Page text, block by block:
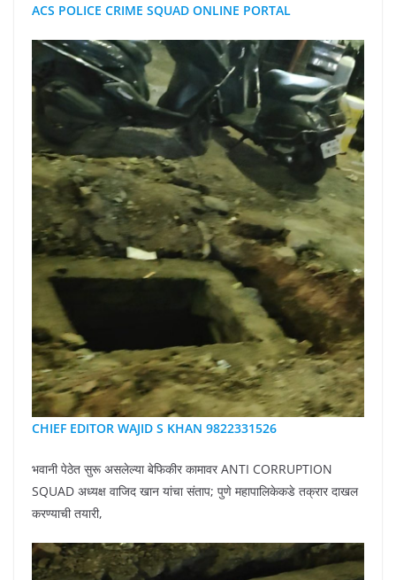
ACS POLICE CRIME SQUAD ONLINE PORTAL
CHIEF EDITOR WAJID S KHAN 9822331526
भवानी पेठेत सुरू असलेल्या बेफिकीर कामावर ANTI CORRUPTION
SQUAD अध्यक्ष वाजिद खान यांचा संताप; पुणे महापालिकेकडे तक्रार दाखल
करण्याची तयारी,